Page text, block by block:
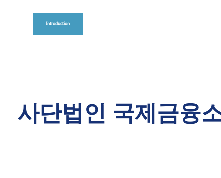
Introduction
사단법인 국제금융